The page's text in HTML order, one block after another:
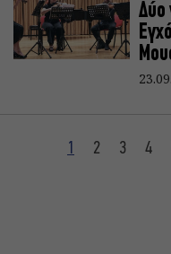
Δύο
1 2 3 4